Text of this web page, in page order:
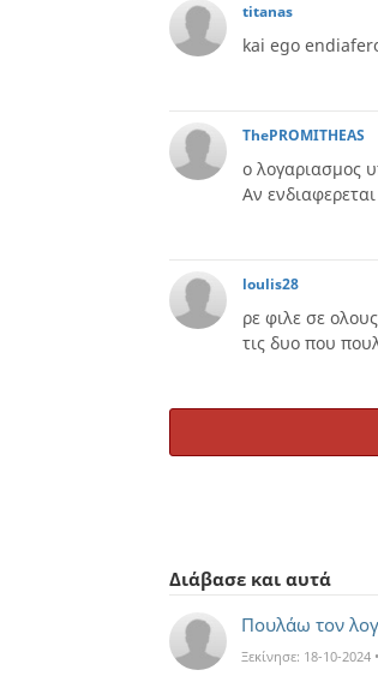
titanas
kai ego
ThePROMITHEAS
o λογαριασμος
Αν
loulis28
ρε φιλε σε
τις δυο που
Διάβασε και αυτά
Πουλάω τον
Ξεκίνησε: 18-10-2024 •